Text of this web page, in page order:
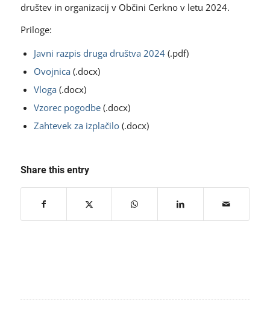
društev in organizacij v Občini Cerkno v letu 2024.
Priloge:
Javni razpis druga društva 2024(.pdf)
Ovojnica (.docx)
Vloga (.docx)
Vzorec pogodbe(.docx)
Zahtevek za izplačilo(.docx)
Share this entry